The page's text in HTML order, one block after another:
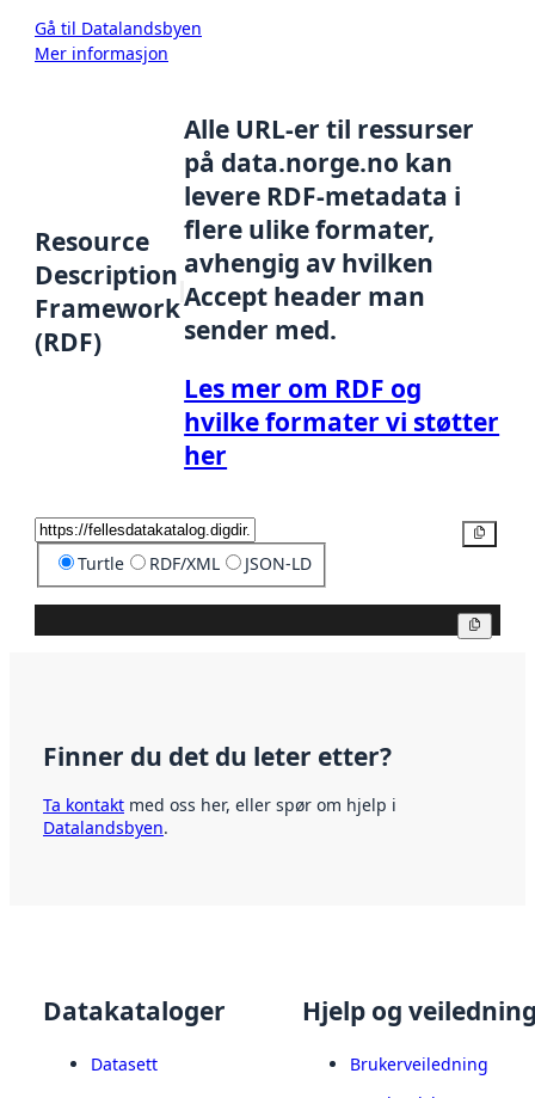
Gå til Datalandsbyen
Mer informasjon
Resource
Description
Framework
(RDF)
Alle URL-er til ressurser
på data.norge.no kan
levere RDF-metadata i
flere ulike formater,
avhengig av hvilken
Accept header man
sender med.
Les mer om RDF og
hvilke formater vi støtter
her
Turtle RDF/XML JSON-LD
Finner du det du leter etter?
Ta kontakt med oss her, eller spør om hjelp i
Datalandsbyen.
Datakataloger
Datasett
Hjelp og
Brukerveiledning